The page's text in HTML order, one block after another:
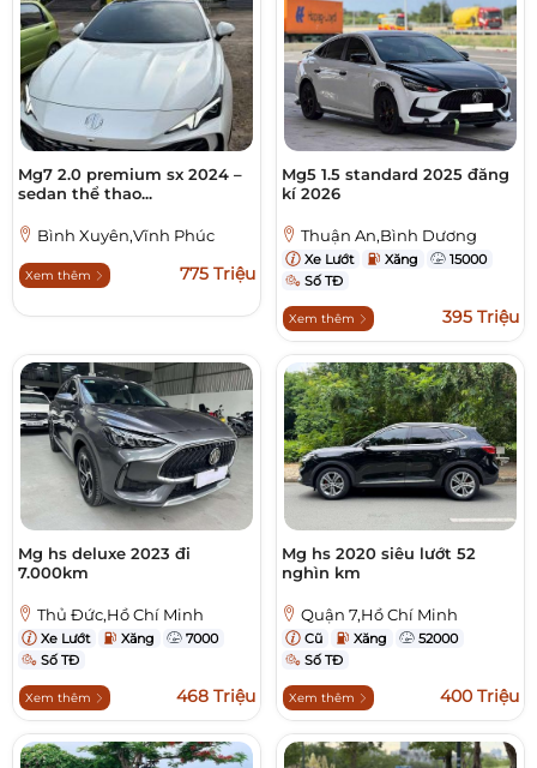
Mg7 2.0 premium sx 2024 –
sedan thể thao...
Bình Xuyên,Vĩnh Phúc
Xem thêm 775 Triệu
Mg5 1.5 standard 2025 đăng
kí 2026
Thuận An,Bình Dương
Xe Lướt Xăng
15000
Số TĐ
Xem thêm 395 Triệu
Mg hs deluxe 2023 đi
7.000km
Thủ Đức,Hồ Chí Minh
Xe Lướt Xăng
7000
Số TĐ
Xem thêm 468 Triệu
Mg hs 2020 siêu lướt 52
nghìn km
Quận 7,Hồ Chí Minh
Cũ Xăng
52000
Số TĐ
Xem thêm 400 Triệu